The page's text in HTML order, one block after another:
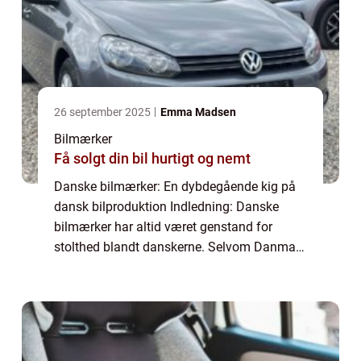
26 september 2025 Emma Madsen
Bilmærker
Få solgt din bil hurtigt og nemt
Danske bilmærker: En dybdegående kig på
dansk bilproduktion Indledning: Danske
bilmærker har altid været genstand for
stolthed blandt danskerne. Selvom Danmark
danske bi...